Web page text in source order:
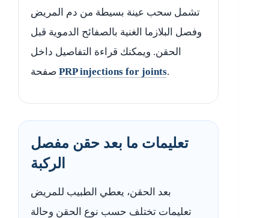
تشمل سحب عينة بسيطة من دم المريض
وفصل البلازما الغنية بالصفائح الدموية قبل
الحقن. ويمكنك قراءة التفاصيل داخل
PRP injections for joints.
تعليمات ما بعد حقن مفصل
الركبة
بعد الحقن، يعطي الطبيب للمريض
تعليمات تختلف حسب نوع الحقن وحالة